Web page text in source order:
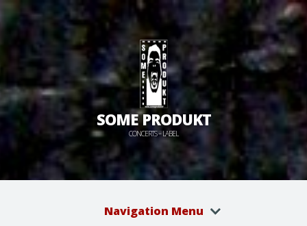
SOME PRODUKT
CONCERTS – LABEL
Navigation Menu